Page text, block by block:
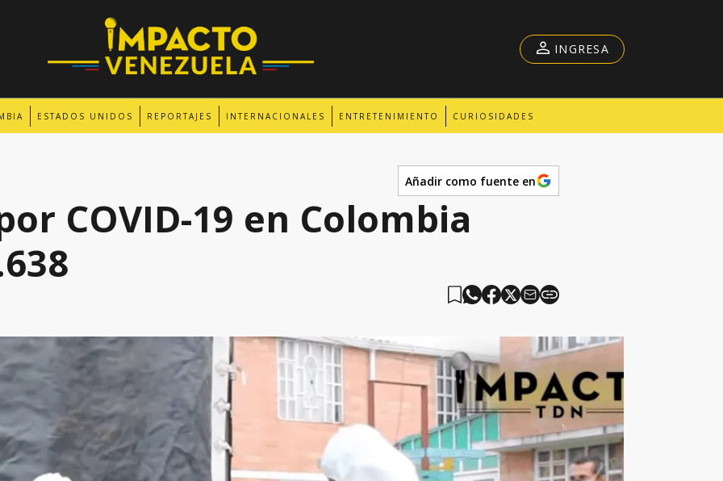
ESTADOS UNIDOS REPORTAJES INTERNACIONALES ENTRETENIMIENTO CURIOSIDADES
INGRESA
Añadir como fuente en
COVID-19 en Colombia